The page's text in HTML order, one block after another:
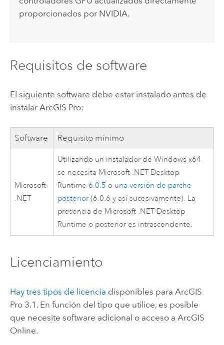
proporcionados por NVIDIA.
Requisitos de software
El siguiente software debe estar instalado antes de
instalar ArcGIS Pro:
Software Requisito mínimo
Microsoft
.NET
Utilizando un instalador deWindows x64
se necesita Microsoft .NET Desktop
Runtime 6.0.5 o una versión de parche
posterior (6.0.6 y así sucesivamente). La
presencia de Microsoft .NET Desktop
Runtime o posterior es intrascendente.
Licenciamiento
Hay tres tipos de licencia disponibles para ArcGIS
Pro 3.1 .En función del tipo que utilice, es posible
que necesite software adicional o acceso a ArcGIS
Online.